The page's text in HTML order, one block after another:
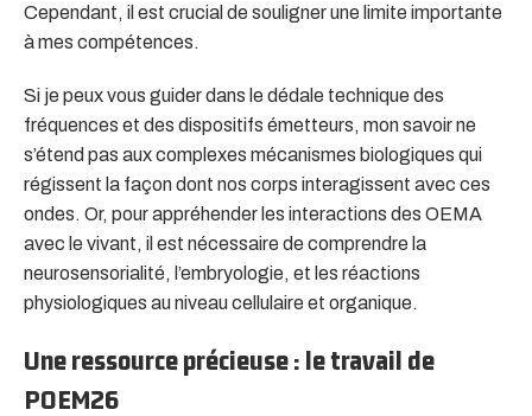
Cependant, il est crucial de souligner une limite importante
à mes compétences.
Si je peux vous guider dans le dédale technique des
fréquences et des dispositifs émetteurs, mon savoir ne
s’étend pas aux complexes mécanismes biologiques qui
régissent la façon dont nos corps interagissent avec ces
ondes. Or, pour appréhender les interactions des OEMA
avec le vivant, il est nécessaire de comprendre la
neurosensorialité, l’embryologie, et les réactions
physiologiques au niveau cellulaire et organique.
Une ressource précieuse : le travail de
POEM26